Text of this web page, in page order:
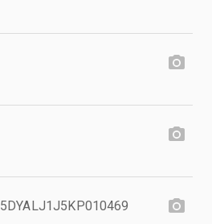
5DYALJ1J5KP010469